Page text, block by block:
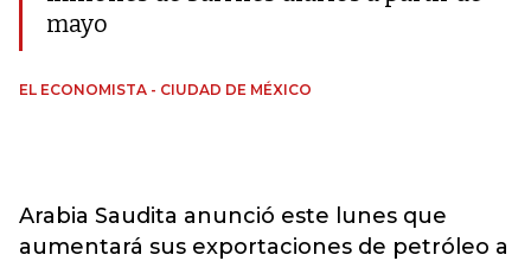
mayo
EL ECONOMISTA - CIUDAD DE MÉXICO
Arabia Saudita anunció este lunes que
aumentará sus exportaciones de petróleo a